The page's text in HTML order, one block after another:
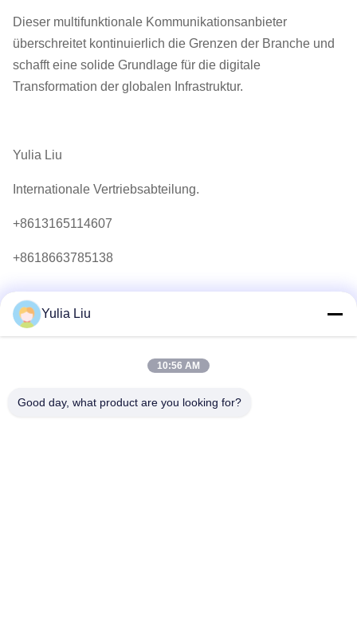
Dieser multifunktionale Kommunikationsanbieter
überschreitet kontinuierlich die Grenzen der Branche und
schafft eine solide Grundlage für die digitale
Transformation der globalen Infrastruktur.
Yulia Liu
Internationale Vertriebsabteilung.
+8613165114607
+8618663785138
Yulia Liu
10:56 AM
Good day, what product are you looking for?